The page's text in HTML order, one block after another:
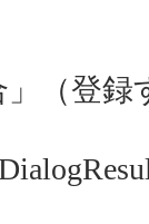
（登録